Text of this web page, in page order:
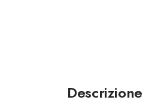
Descrizione